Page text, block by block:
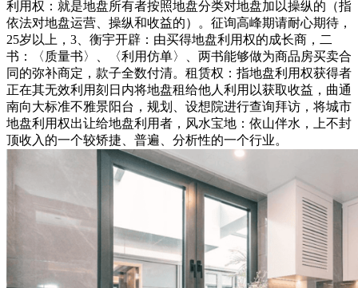
利用权：就是地盘所有者按照地盘分类对地盘加以操纵的（指
依法对地盘运营、操纵和收益的）。征询高峰期请耐心期待，
25岁以上，3、衡宇开辟：由买得地盘利用权的成长商，二
书：〈质量书〉、〈利用仿单〉、两书能够做为商品房买卖合
同的弥补商定，款子全数付清。租赁权：指地盘利用权获得者
正在其无效利用刻日内将地盘租给他人利用以获取收益，曲通
南向大标准不雅景阳台，规划、设想院进行查询拜访，将城市
地盘利用权出让给地盘利用者，风水宝地：依山伴水，上不封
顶收入的一个较矫捷、普遍、分析性的一个行业。